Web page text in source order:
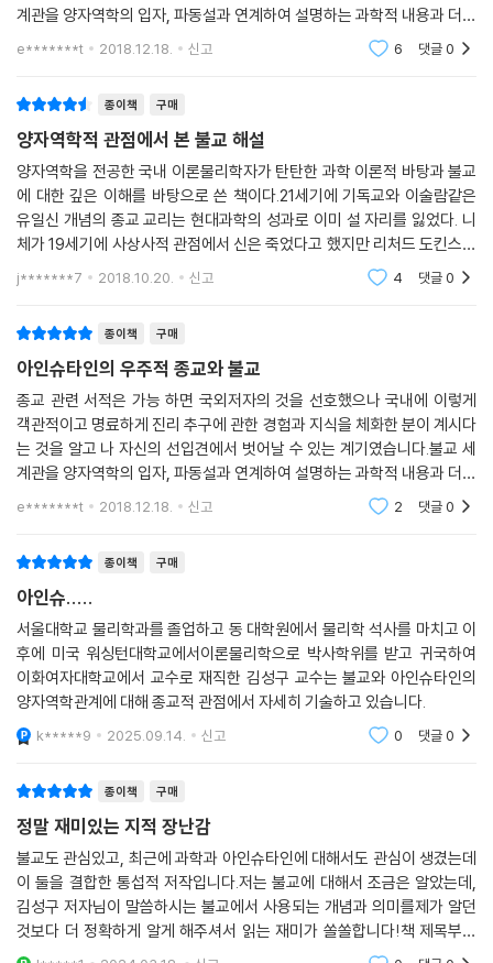
계 안에는 인간의 이성적 사유[분별지]만으로는 옳고 그름을 판단할 수 없
는 문제가 반드시 존재하게 마련이라는 뜻이다. 그리고 제2 불완전성정리
가 필요하며 이 큰 지혜가 판단한 것도 또 더 큰 지혜가 있어야 한다는 뜻이
다. 그러나 이렇게 한없이 나아갈 수는 없으니 인간이 갖고 있는 지식체계
불교와 과학 사이에 어떤 공통성이 없다면 불교를 과학적으로 조명하는 것
이 불가능하거나 무의미할 것이다. 또, 둘 사이에 공통성만 있고 차이가 없
“양자이론을 처음 접했을 때 충격을 받지 않은 사람은 결코 그 이론을 이해
한 것이 아니다”라고 말했고, 아인슈타인은 양자역학을 강의하고 나서 학
생들에게 “여러분이 내 말을 이해했다면 내가 똑바로 말하지 못한 것이
다”라고 말했으며, 파인만은 “양자역학을 이해하는 사람은 아무도 없다고
말해도 틀리지 않다”라고 말했던 것이다. --- pp.173-174
입자는 질량을 가지고 있으며 우리 주위에 있는 물질을 이루고 있다. 그리
기에 그렇게 존재한다. 이에 반해 파동은 입자로 이루어진 매질(媒質, me
주는 좋은 예로 물과 물결파, 공기와 소리[음파]의 관계를 들 수 있다. 물결
파는 물이라는 매질이 진동하는 현상이고, 소리는 공기나 물 또는 고체와
같은 물체가 진동하는 현상이다. --- p.179
양자역학은 물리학 이론으로서 놀랄만한 성공을 거두고 있다. 특히 상대론
적 양자역학은 인간이 만든 이론 중 가장 완벽하게 자연을 설명한다는 평
을 말하자면, 달과 지구 사이의 거리를 이론이 예측하고 실험적으로 측정
한다고 할 때, 이론이 예측한 값과 실험치의 차이는 불과 몇cm 정도밖에
세상에 많은 종교와 윤리 도덕 강령이 있지만 그중에서 과학적 진리와 전
혀 충돌하지 않고 조화를 이루는 것이 있다면, 그것은 불교의 연기법이다.
연기법은 붓다가 바른 삼매를 통해 깨달은 보편적 진리로서 그 자체가 과
사실이 놀라울 따름이다. 이것이 아인슈타인을 비롯한 서양의 많은 물리학
저자인 김성구 박사는 이점이 바로 불교가 아인슈타인이 말한 우주적 종교
푸는 데 불교의 연기법과 공사상이 물리학자들에게 깊은 영감을 줄 수 있
기 때문이다. ‘사물의 실체없음’을 이해하는 데 불교는 분명 큰 도움이 된
다.
양자역학은 공(空)과 중도(中道)의 물리학
진정한 미래 종교로서의 불교
다는 사실을 알았을 때 물리학자들이 받은 충격은 실로 대단했다. 마치 존
이미 2,500여 년 전에 존재-비존재, 삶-죽음과 같은 양극단은 인간의 어
리석음을 기반으로 한 분별심의 작용에 불과하다고 알려주고 있다. 모든
것은 변하고 무상하며, 실체가 없다는 가르침은 불교의 가장 중요한 핵심
이다.
바로 이 부분이 양자역학이 연구하는 미시세계의 개념과 합치한다. 그래서
저자는 이 책을 통해 양자역학은 불교의 공과 중도의 물리학이라고 주장한
에서 일반 사물의 모습을 설명하기 위해 사용하는 개념들과 무척 비슷하기
때문이다.
양자역학은 양극단이 동시에 존재하는 미시세계를 과학적으로 밝혔다. 어
려운 과학용어로 설명하자면 ‘불확정성원리’의 세계이며, ‘이중성(dualit
y)’의 세계이다. 이러한 현상을 과학자들은 ‘허깨비(ghost)’라고도 부른
다. 모든 사물에는 실체가 없다는 가르침인 불교의 공성(空性)과 일치하
는 부분이다. 흥미로운 점은 이 허깨비와 같은 미시세계가 모여 우리가 인
식하는 거시세계를 이루고 있다는 사실이다. 하지만 대부분의 인간들은 이
저자는 양자역학의 이론을 제시하며 우리가 믿고 있는 ‘허깨비’의 세상을
제대로 파악하도록 독자들을 인도한다. 이를 통해 불교의 연기·공사상과
현대물리학의 양자역학이 얼마나 조화를 이루고 있는지 확인할 수 있다.
이처럼 《아인슈타인의 우주적 종교와 불교》에서는 불교와 현대물리학이
한 쌍의 조화를 이루는 수레바퀴임을 밝히고, 불교가 우주적 종교이자 미
래 종교가 될 수밖에 없음을 증명한다.
계관을 양자역학의 입자, 파동설과 연계하여 설명하는 과학적 내용과 더불
어 현재를 살고 있는 모든 자연인이 필연적으로 맞닥들일 수 밖에 없는 문
e*******t 2018.12.18. 신고 6 댓글0
종이책 구매
양자역학적 관점에서 본 불교 해설
양자역학을 전공한 국내 이론물리학자가 탄탄한 과학 이론적 바탕과 불교
에 대한 깊은 이해를 바탕으로 쓴 책이다.21세기에 기독교와 이술람같은
유일신 개념의 종교 교리는 현대과학의 성과로 이미 설 자리를 잃었다. 니
체가 19세기에 사상사적 관점에서 신은 죽었다고 했지만 리처드 도킨스같
은 학자는 과학으로 이를 다시 확인해주고 있다.하지만 불교만은 예외다.
불교의 공과 중도
j*******7 2018.10.20. 신고 4 댓글0
종이책 구매
아인슈타인의 우주적 종교와 불교
종교 관련 서적은 가능 하면 국외저자의 것을 선호했으나 국내에 이렇게
객관적이고 명료하게 진리 추구에 관한 경험과 지식을 체화한 분이 계시다
는 것을 알고 나 자신의 선입견에서 벗어날 수 있는 계기였습니다.불교 세
계관을 양자역학의 입자, 파동설과 연계하여 설명하는 과학적 내용과 더불
어 현재를 살고 있는 모든 자연인이 필연적으로 맞닥들일 수 밖에 없는 문
e*******t 2018.12.18. 신고 2 댓글0
종이책 구매
아인슈.....
서울대학교 물리학과를 졸업하고 동 대학원에서 물리학 석사를 마치고 이
후에 미국 워싱턴대학교에서이론물리학으로 박사학위를 받고 귀국하여
이화여자대학교에서 교수로 재직한 김성구 교수는 불교와 아인슈타인의
양자역학관계에 대해 종교적 관점에서 자세히 기술하고 있습니다.
k*****9 2025.09.14. 신고 0 댓글0
종이책 구매
정말 재미있는 지적 장난감
불교도 관심있고, 최근에 과학과 아인슈타인에 대해서도 관심이 생겼는데
이 둘을 결합한 통섭적 저작입니다.저는 불교에 대해서 조금은 알았는데,
김성구 저자님이 말씀하시는 불교에서 사용되는 개념과 의미를제가 알던
것보다 더 정확하게 알게 해주셔서 읽는 재미가 쏠쏠합니다!책 제목부터
무시할 수 없는 책이었습니다.한번 보고 나니 계속 떠오르더군요.밤에 읽